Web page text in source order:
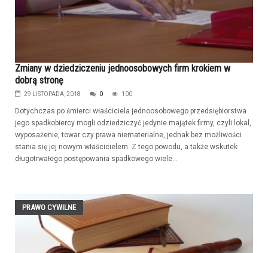
Zmiany w dziedziczeniu jednoosobowych firm krokiem w
dobrą stronę
29 LISTOPADA, 2018 0 100
Dotychczas po śmierci właściciela jednoosobowego przedsiębiorstwa
jego spadkobiercy mogli odziedziczyć jedynie majątek firmy, czyli lokal,
wyposażenie, towar czy prawa niematerialne, jednak bez możliwości
stania się jej nowym właścicielem. Z tego powodu, a także wskutek
długotrwałego postępowania spadkowego wiele...
PRAWO CYWILNE